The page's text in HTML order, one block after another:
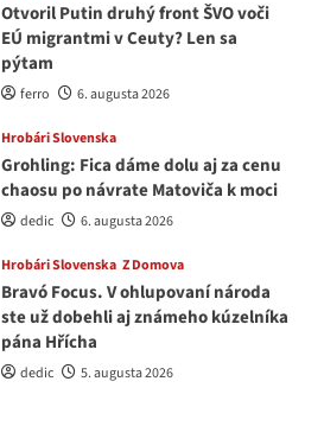
Otvoril Putin druhý front ŠVO voči
EÚ migrantmi v Ceuty? Len sa
pýtam
ferro 6. augusta 2026
Hrobári Slovenska
Grohling: Fica dáme dolu aj za cenu
chaosu po návrate Matoviča k moci
dedic 6. augusta 2026
Hrobári Slovenska Z Domova
Bravó Focus. V ohlupovaní národa
ste už dobehli aj známeho kúzelníka
pána Hřícha
dedic 5. augusta 2026